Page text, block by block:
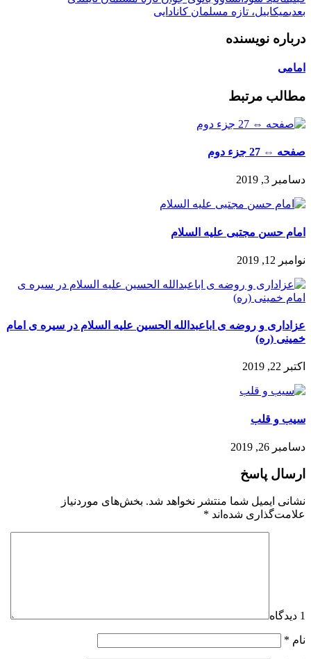
بعدیمیکاییل، تازه مسلمان کانادایی
درباره نویسنده
امامی
مطالب مرتبط
صفحه ⇔ 27 جزء دوم
دسامبر 3, 2019
امام حسن مجتبی علیه السلام
نوامبر 12, 2019
عزاداری و روضه ی اباعبدالله الحسین علیه السلام در سیره ی امام
خمینی (ره)
اکتبر 22, 2019
سیب و قلب
دسامبر 26, 2019
ارسال پاسخ
نشانی ایمیل شما منتشر نخواهد شد. بخش‌های موردنیاز
علامت‌گذاری شده‌اند *
1 دیدگاه
نام *